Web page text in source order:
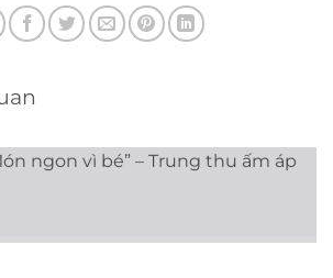
ngon vì bé” – Trung thu ấm áp